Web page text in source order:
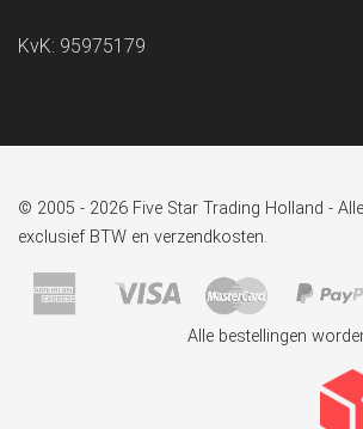
KvK: 95975179
© 2005 - 2026 Five Star Trading Holland -
exclusief BTW en verzendkosten.
Alle bestellingen